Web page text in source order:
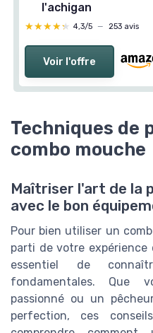
l'achigan
★★★★★
★★★★★ 4,3/5 — 253 avis
Voir l'offre
Techniques de
combo mouche
Maîtriser l'art de la
avec le bon
Pour bien utiliser un
parti de votre expérience
essentiel de
fondamentales. Que
passionné ou un
perfection, ces